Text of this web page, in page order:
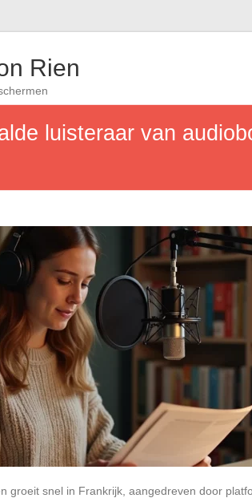
Rien
luisteraar van
groeit snel in Frankrijk, aangedreven door